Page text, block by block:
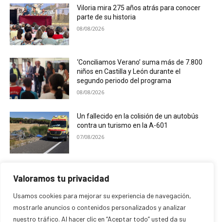
Valoramos tu privacidad
Usamos cookies para mejorar su experiencia de navegación,
mostrarle anuncios o contenidos personalizados y analizar
nuestro tráfico. Al hacer clic en “Aceptar todo” usted da su
Viloria mira 275 años atrás para conocer
parte de su historia
08/08/2026
‘Conciliamos Verano’ suma más de 7.800
niños en Castilla y León durante el
segundo periodo del programa
08/08/2026
Un fallecido en la colisión de un autobús
contra un turismo en la A-601
07/08/2026
las mejores fotografías de sus fiestas